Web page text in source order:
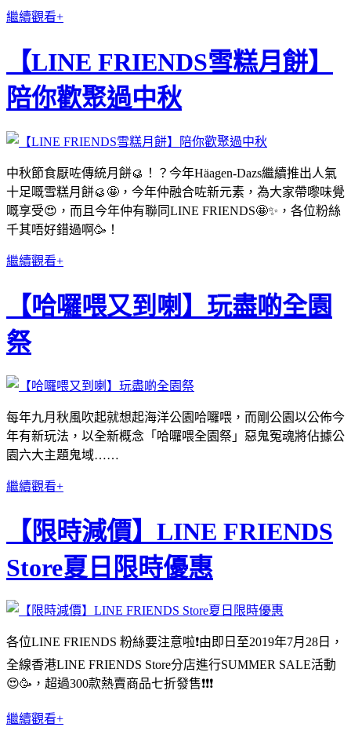
繼續觀看+
【LINE FRIENDS雪糕月餅】
陪你歡聚過中秋
中秋節食厭咗傳統月餅🥮！？今年Häagen-Dazs繼續推出人氣
十足嘅雪糕月餅🥮🤩，今年仲融合咗新元素，為大家帶嚟味覺
嘅享受😍，而且今年仲有聯同LINE FRIENDS🤩✨，各位粉絲
千其唔好錯過啊🥳！
繼續觀看+
【哈囉喂又到喇】玩盡啲全園
祭
每年九月秋風吹起就想起海洋公園哈囉喂，而剛公園以公佈今
年有新玩法，以全新概念「哈囉喂全園祭」惡鬼冤魂將佔據公
園六大主題鬼域……
繼續觀看+
【限時減價】LINE FRIENDS
Store夏日限時優惠
各位LINE FRIENDS 粉絲要注意啦❗️由即日至2019年7月28日，
全線香港LINE FRIENDS Store分店進行SUMMER SALE活動
😍🥳，超過300款熱賣商品七折發售❗️❗️❗️
繼續觀看+